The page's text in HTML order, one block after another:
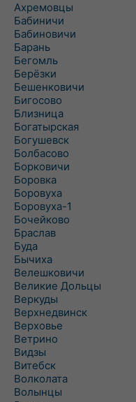
Ахремовцы
Бабиничи
Бабиновичи
Барань
Бегомль
Берёзки
Бешенковичи
Бигосово
Близница
Богатырская
Богушевск
Болбасово
Борковичи
Боровка
Боровуха
Боровуха-1
Бочейково
Браслав
Буда
Бычиха
Велешковичи
Великие Дольцы
Веркуды
Верхнедвинск
Верховье
Ветрино
Видзы
Витебск
Волколата
Волынцы